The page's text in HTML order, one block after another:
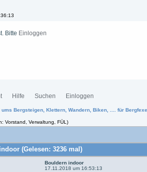
Bitte Einloggen
Hilfe Suchen Einloggen
ums Bergsteigen, Klettern, Wandern, Biken, .... für
Vorstand, Verwaltung, FÜL)
(Gelesen: 3236 mal)
Bouldern indoor
17.11.2018 um 16:53:13